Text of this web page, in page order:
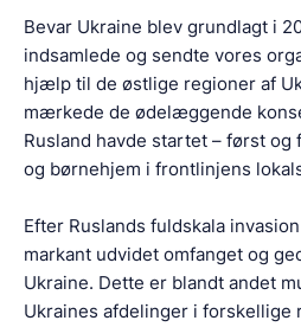
Bevar Ukraine blev grundlagt i
indsamlede og sendte vores
hjælp til de østlige regioner af
mærkede de ødelæggende
Rusland havde startet – først
og børnehjem i frontlinjens
Efter Ruslands fuldskala
markant udvidet omfanget og
Ukraine. Dette er blandt andet
Ukraines afdelinger i forskellige